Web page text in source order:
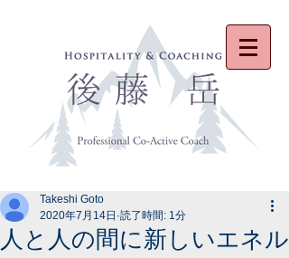
人と人の間に新しいエネル
Takeshi Goto
2020年7月14日 読了時間: 1分